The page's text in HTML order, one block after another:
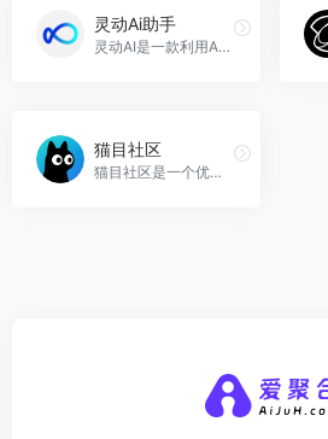
灵动Ai助手
灵动AI是一款利用AI技术快速生成高质量商品图的在线设计工具，适用于各种产品品类，提供海量模板和素材，帮助商家轻松制作电商主图、海报和视频等营销物料，灵动Ai助手官网入口网址
猫目社区
猫目社区是一个优质的AIGC应用平台，为用户提供丰富的工具和空间，探索AI的无限可能，猫目社区官网入口网址